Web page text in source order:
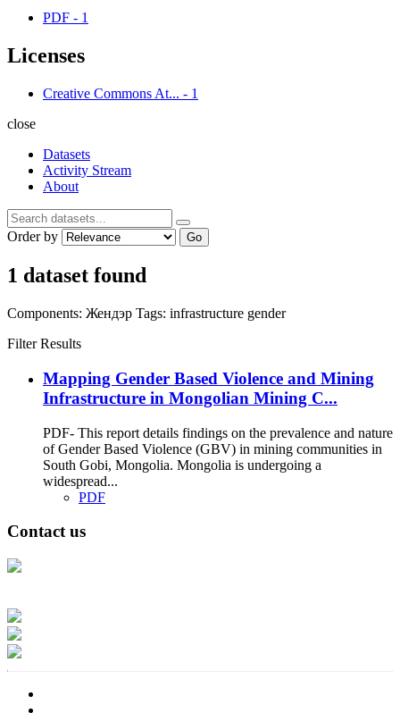
PDF - 1
Licenses
Creative Commons At... - 1
close
Datasets
Activity Stream
About
Order by Go
1 dataset found
Components: Жендэр Tags: infrastructure gender
Filter Results
Mapping Gender Based Violence and Mining
Infrastructure in Mongolian Mining C...
PDF- This report details findings on the prevalence and nature
of Gender Based Violence (GBV) in mining communities in
South Gobi, Mongolia. Mongolia is undergoing a
widespread...
PDF
Contact us